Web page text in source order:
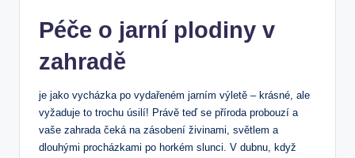
Péče o jarní plodiny v
zahradě
je jako vycházka po vydařeném jarním výletě – krásné, ale
vyžaduje to trochu úsilí! Právě teď se příroda probouzí a
vaše zahrada čeká na zásobení živinami, světlem a
dlouhými procházkami po horkém slunci. V dubnu, když